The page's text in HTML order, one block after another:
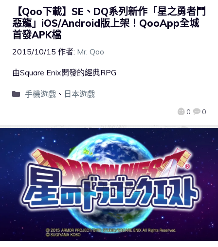
【Qoo下載】SE、DQ系列新作「星之勇者鬥
惡龍」iOS/Android版上架！QooApp全城
首發APK檔
2015/10/15 作者: Mr. Qoo
0 0
由Square Enix開發的經典RPG
手機遊戲、 日本遊戲